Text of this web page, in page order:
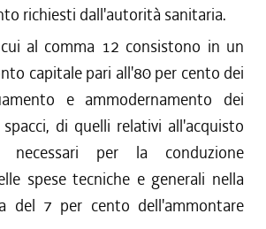
richiesti dall'autorità sanitaria.
al comma 12 consistono in un
capitale pari all'80 per cento dei
e ammodernamento dei
di quelli relativi all'acquisto
necessari per la conduzione
spese tecniche e generali nella
del 7 per cento dell'ammontare